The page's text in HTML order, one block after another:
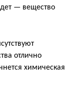
— вещество
отлично
химическая